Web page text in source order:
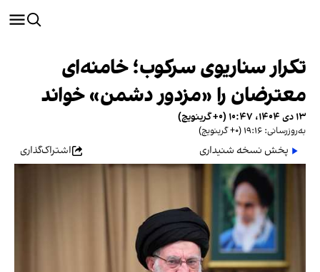
تکرار سناریوی سرکوب؛ خامنه‌ای
معترضان را «مزدور دشمن» خواند
۱۳ دی ۱۴۰۴، ۱۰:۴۷ (‎+۰ گرینویچ)
به‌روزرسانی: ۱۹:۱۶ (‎+۰ گرینویچ)
پخش نسخه شنیداری اشتراک‌گذاری